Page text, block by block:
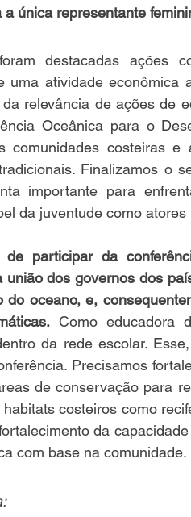
a única representante
destacadas ações
uma atividade
relevância de ações de
Oceânica para o
comunidades costeiras
Finalizamos o
importante para
da juventude como
de participar da
união dos governos dos
do oceano, e,
Como educadora
da rede escolar.
Precisamos
de conservação para
costeiros como
da
com base na comunidade.